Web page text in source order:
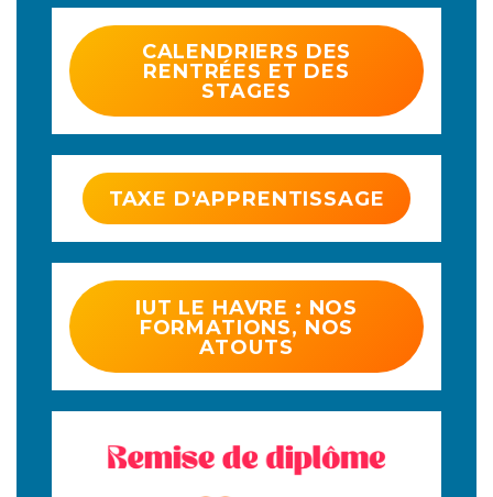
CALENDRIERS DES
RENTRÉES ET DES
STAGES
TAXE D'APPRENTISSAGE
IUT LE HAVRE : NOS
FORMATIONS, NOS
ATOUTS